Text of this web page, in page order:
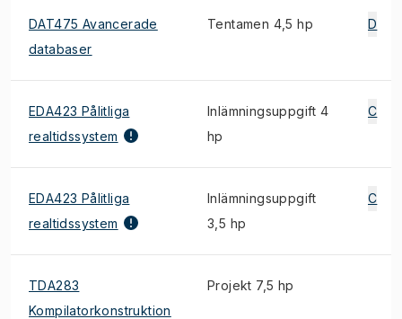
DAT475 Avancerade
databaser
Tentamen 4,5 hp D
EDA423 Pålitliga
realtidssystem
Inlämningsuppgift 4
hp
C
EDA423 Pålitliga
realtidssystem
Inlämningsuppgift
3,5 hp
C
TDA283
Kompilatorkonstruktion
Projekt 7,5 hp